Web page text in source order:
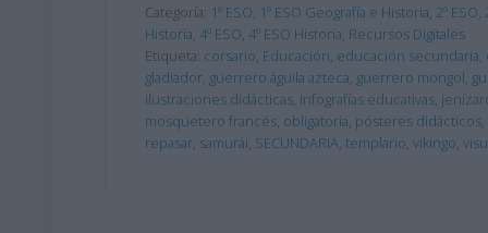
Categoría: 1º ESO, 1º ESO Geografía e Historia, 2º ESO,
Historia, 4º ESO, 4º ESO Historia, Recursos Digitales
Etiqueta: corsario, Educación, educación secundaria,
gladiador, guerrero águila azteca, guerrero mongol,
ilustraciones didácticas, infografías educativas,
mosquetero francés, obligatoria, pósteres didácticos,
repasar, samurái, SECUNDARIA, templario, vikingo,